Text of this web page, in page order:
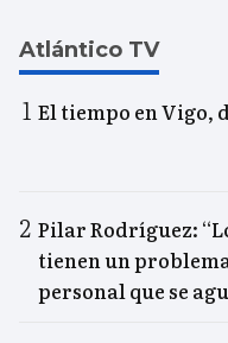
Atlántico TV
El tiempo en Vigo,
Pilar Rodríguez:
tienen un
personal que se